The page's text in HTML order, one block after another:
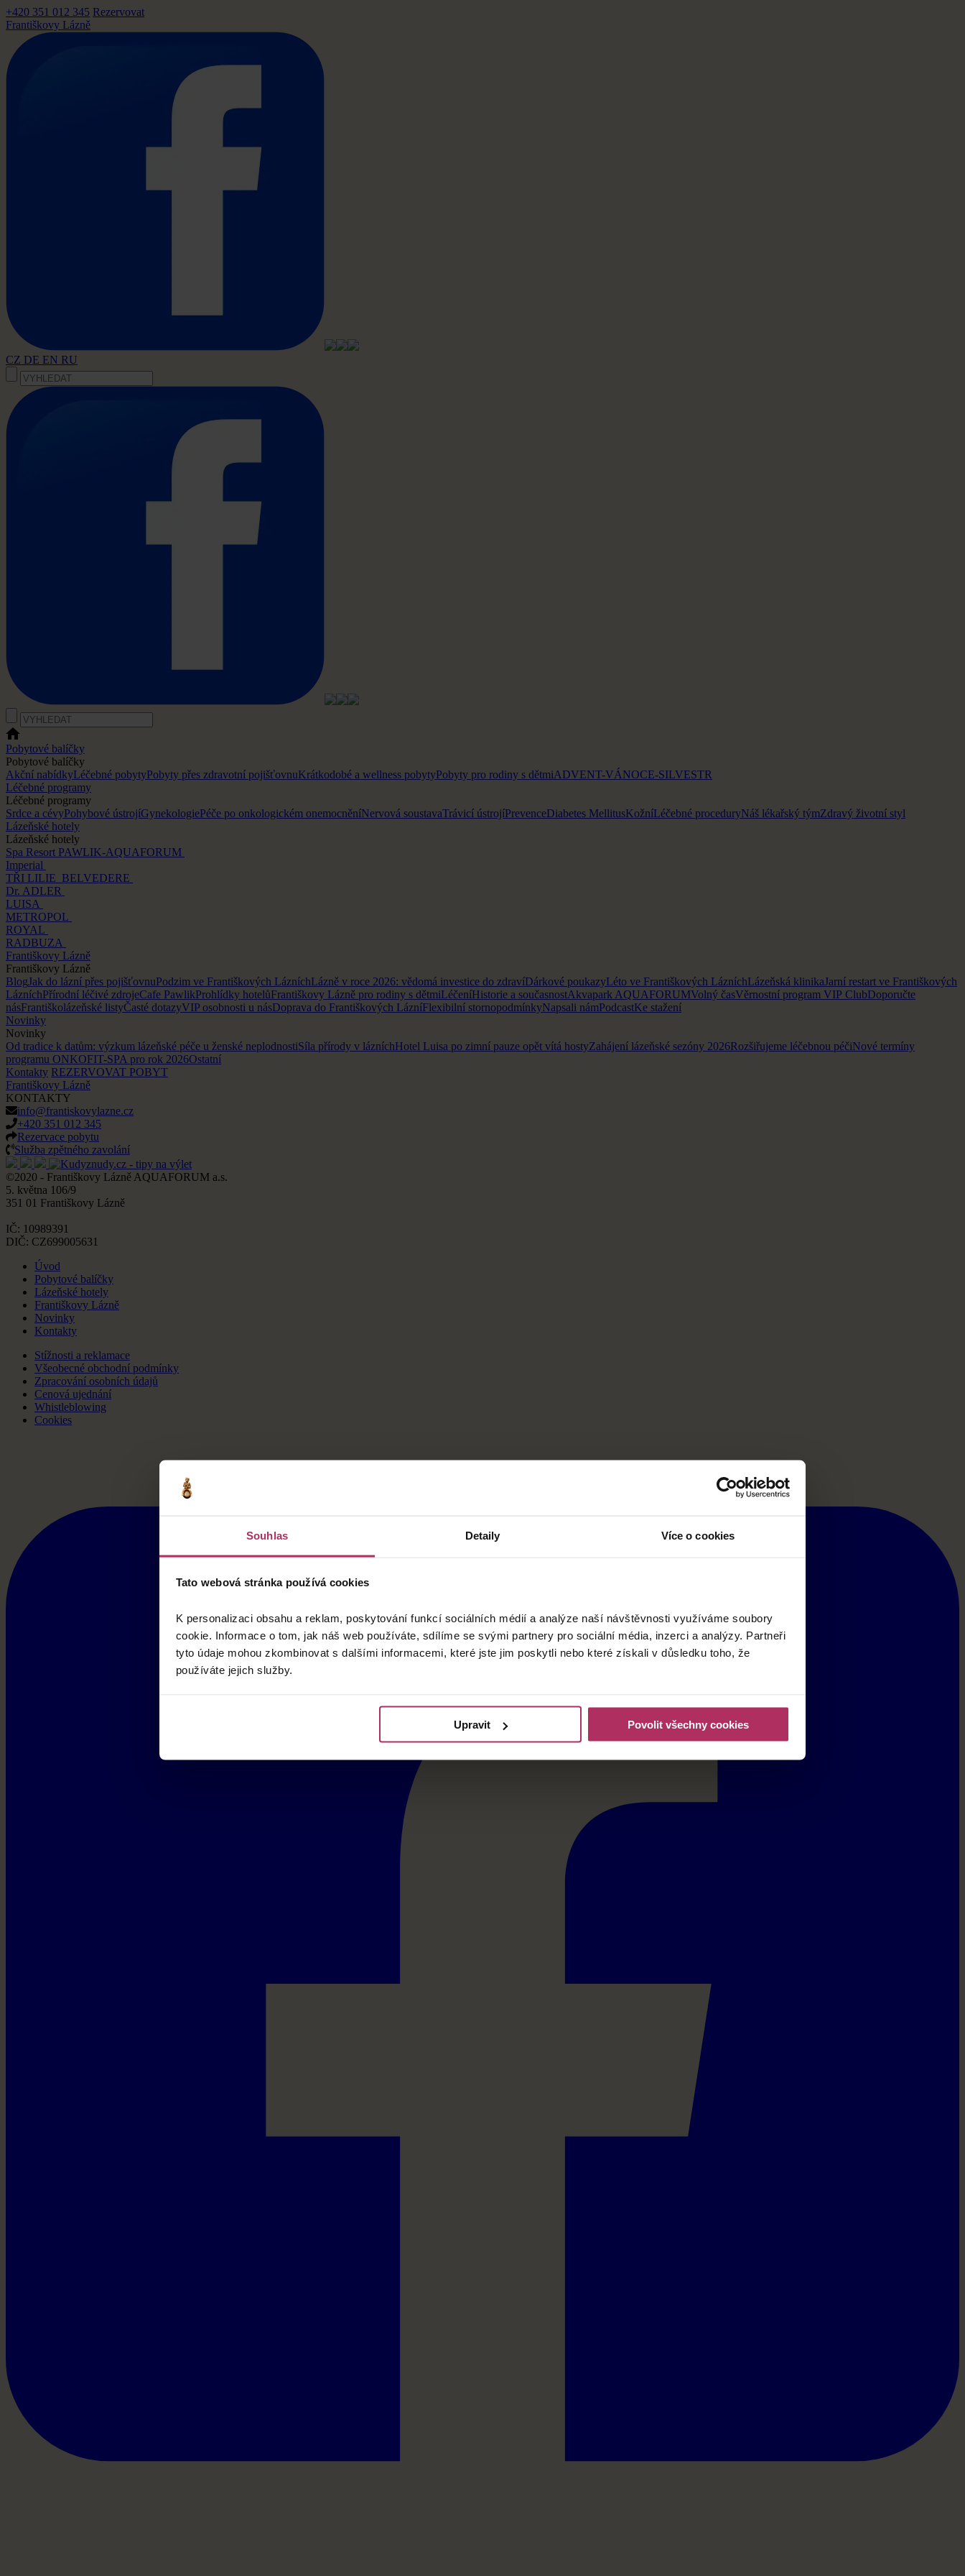
Souhlas Detaily Více o cookies
Tato webová stránka používá cookies
K personalizaci obsahu a reklam, poskytování funkcí sociálních médií a analýze naší návštěvnosti využíváme soubory
cookie. Informace o tom, jak náš web používáte, sdílíme se svými partnery pro sociální média, inzerci a analýzy. Partneři
tyto údaje mohou zkombinovat s dalšími informacemi, které jste jim poskytli nebo které získali v důsledku toho, že
používáte jejich služby.
Upravit Povolit všechny cookies
+420 351 012 345 Rezervovat
Františkovy Lázně
CZ DE EN RU
Pobytové balíčky
Pobytové balíčky
Akční nabídkyLéčebné pobytyPobyty přes zdravotní pojišťovnuKrátkodobé a wellness pobytyPobyty pro rodiny s dětmiADVENT-VÁNOCE-SILVESTR
Léčebné programy
Léčebné programy
Srdce a cévyPohybové ústrojíGynekologiePéče po onkologickém onemocněníNervová soustavaTrávicí ústrojíPrevenceDiabetes MellitusKožníLéčebné proceduryNáš lékařský týmZdravý životní styl
Lázeňské hotely
Lázeňské hotely
Spa Resort PAWLIK-AQUAFORUM
Imperial
TŘI LILIE BELVEDERE
Dr. ADLER
LUISA
METROPOL
ROYAL
RADBUZA
Františkovy Lázně
Františkovy Lázně
BlogJak do lázní přes pojišťovnuPodzim ve Františkových LázníchLázně v roce 2026: vědomá investice do zdravíDárkové poukazyLéto ve Františkových LázníchLázeňská klinikaJarní restart ve Františkových
LázníchPřírodní léčivé zdrojeCafe PawlikProhlídky hotelůFrantiškovy Lázně pro rodiny s dětmiLéčeníHistorie a současnostAkvapark AQUAFORUMVolný časVěrnostní program VIP ClubDoporučte
násFrantiškolázeňské listyČasté dotazyVIP osobnosti u násDoprava do Františkových LázníFlexibilní stornopodmínkyNapsali námPodcastKe stažení
Novinky
Novinky
Od tradice k datům: výzkum lázeňské péče u ženské neplodnostiSíla přírody v lázníchHotel Luisa po zimní pauze opět vítá hostyZahájení lázeňské sezóny 2026Rozšiřujeme léčebnou péčiNové termíny
programu ONKOFIT-SPA pro rok 2026Ostatní
Kontakty REZERVOVAT POBYT
Františkovy Lázně
KONTAKTY
info@frantiskovylazne.cz
+420 351 012 345
Rezervace pobytu
Služba zpětného zavolání
©2020 - Františkovy Lázně AQUAFORUM a.s.
5. května 106/9
351 01 Františkovy Lázně
IČ: 10989391
DIČ: CZ699005631
Úvod
Pobytové balíčky
Lázeňské hotely
Františkovy Lázně
Novinky
Kontakty
Stížnosti a reklamace
Všeobecné obchodní podmínky
Zpracování osobních údajů
Cenová ujednání
Whistleblowing
Cookies